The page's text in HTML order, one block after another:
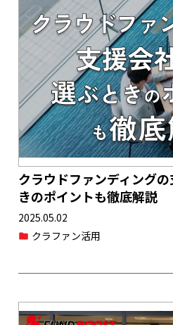
クラウドファンディング
きのポイントも徹底解説
2025.05.02
クラファン活用